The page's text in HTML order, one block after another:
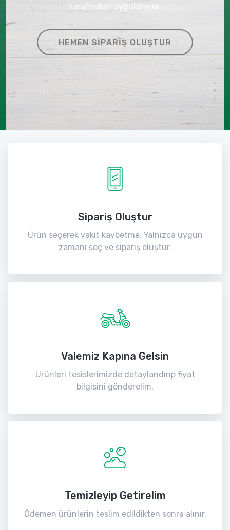
tarafından uygulanıyor.
HEMEN SIPARIŞ OLUŞTUR
Sipariş Oluştur
Ürün seçerek vakit kaybetme. Yalnızca uygun
zamanı seç ve sipariş oluştur.
Valemiz Kapına Gelsin
Ürünleri tesislerimizde detaylandırıp fiyat
bilgisini gönderelim.
Temizleyip Getirelim
Ödemen ürünlerin teslim edildikten sonra alınır.